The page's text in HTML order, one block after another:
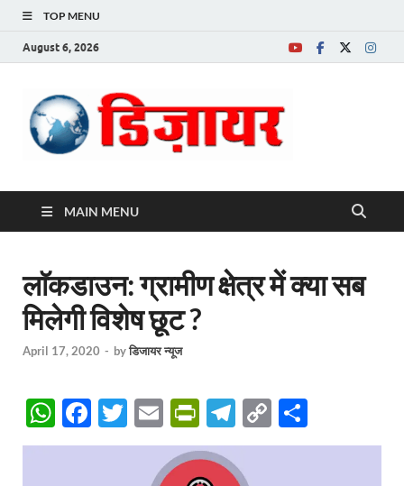
TOP MENU
August 6, 2026
MAIN MENU
लाॅकडाउन: ग्रामीण क्षेत्र में क्या सब
मिलेगी विशेष छूट ?
April 17, 2020 - byडिजायर न्यूज
W
h
F
ac
T
w
itt
E
m
ail
P
ri
nt
T
el
e
C
o h